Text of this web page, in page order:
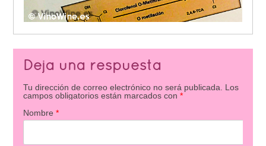
Deja una respuesta
Tu dirección de correo electrónico no será publicada. Los
campos obligatorios están marcados con *
Nombre *